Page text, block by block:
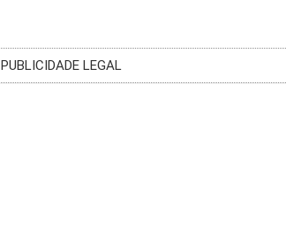
PUBLICIDADE LEGAL